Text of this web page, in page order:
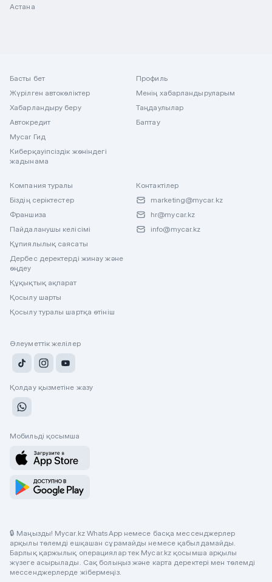
Астана
Басты бет
Жүрілген автокөліктер
Хабарландыру беру
Автокредит
Mycar Гид
Киберқауіпсіздік жөніндегі
жадынама
Профиль
Менің хабарландыруларым
Таңдаулылар
Баптау
Компания туралы
Біздің серіктестер
Франшиза
Пайдаланушы келісімі
Құпиялылық саясаты
Дербес деректерді жинау және
өңдеу
Құқықтық ақпарат
Қосылу шарты
Қосылу туралы шартқа өтініш
Контактілер
marketing@mycar.kz
hr@mycar.kz
info@mycar.kz
Әлеуметтік желілер
Қолдау қызметіне жазу
Мобильді қосымша
🔒 Маңызды! Mycar.kz WhatsApp немесе басқа мессенджерлер
арқылы төлемді ешқашан сұрамайды немесе қабылдамайды.
Барлық қаржылық операциялар тек Mycar.kz қосымша арқылы
жүзеге асырылады. Сақ болыңыз және карта деректері мен төлемді
мессенджерлерде жібермеңіз.